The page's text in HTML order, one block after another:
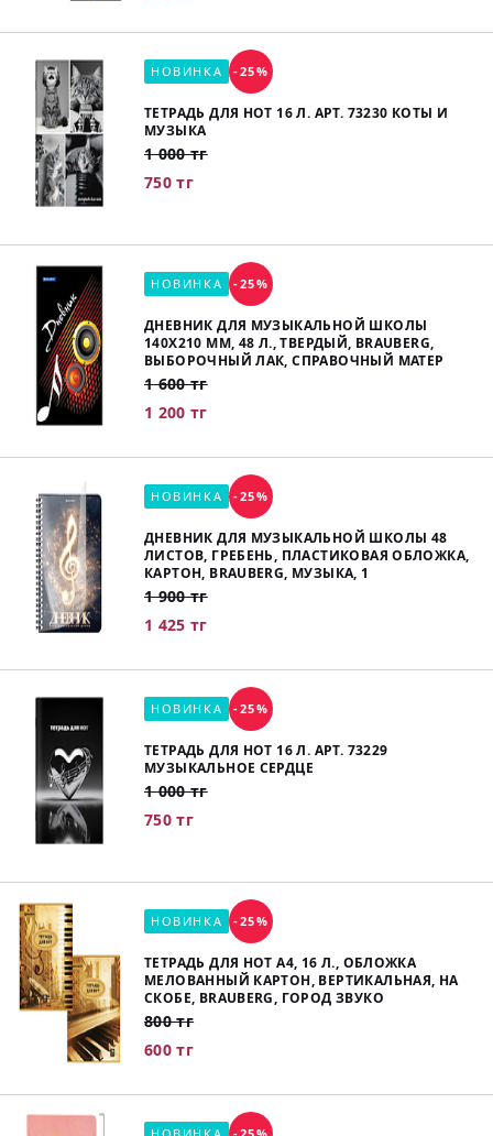
НОВИНКА -25%
ТЕТРАДЬ ДЛЯ НОТ 16 Л. АРТ. 73230 КОТЫ И
МУЗЫКА
1 000 тг
750 тг
НОВИНКА -25%
ДНЕВНИК ДЛЯ МУЗЫКАЛЬНОЙ ШКОЛЫ
140Х210 ММ, 48 Л., ТВЕРДЫЙ, BRAUBERG,
ВЫБОРОЧНЫЙ ЛАК, СПРАВОЧНЫЙ МАТЕР
1 600 тг
1 200 тг
НОВИНКА -25%
ДНЕВНИК ДЛЯ МУЗЫКАЛЬНОЙ ШКОЛЫ 48
ЛИСТОВ, ГРЕБЕНЬ, ПЛАСТИКОВАЯ ОБЛОЖКА,
КАРТОН, BRAUBERG, МУЗЫКА, 1
1 900 тг
1 425 тг
НОВИНКА -25%
ТЕТРАДЬ ДЛЯ НОТ 16 Л. АРТ. 73229
МУЗЫКАЛЬНОЕ СЕРДЦЕ
1 000 тг
750 тг
НОВИНКА -25%
ТЕТРАДЬ ДЛЯ НОТ А4, 16 Л., ОБЛОЖКА
МЕЛОВАННЫЙ КАРТОН, ВЕРТИКАЛЬНАЯ, НА
СКОБЕ, BRAUBERG, ГОРОД ЗВУКО
800 тг
600 тг